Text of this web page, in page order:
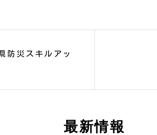
災スキルアッ
最新情報